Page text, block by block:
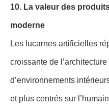
10. La valeur des
moderne
Les lucarnes artificielles
croissante de
d’environnements
et plus centrés sur